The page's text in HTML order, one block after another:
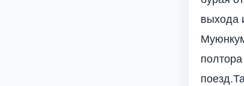
выхода